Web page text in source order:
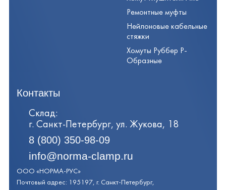
Ремонтные муфты
Нейлоновые кабельные
стяжки
Хомуты Руббер Р-
Образные
Контакты
Склад:
г. Санкт-Петербург, ул. Жукова, 18
8 (800) 350-98-09
info@norma-clamp.ru
ООО «НОРМА-РУС»
Почтовый адрес: 195197, г. Санкт-Петербург,